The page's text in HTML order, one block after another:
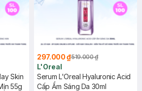
Skin
55g
297.000 ₫519.000 ₫
L'Oreal
Serum L'Oreal Hyaluronic Acid
Cấp Ẩm Sáng Da 30ml